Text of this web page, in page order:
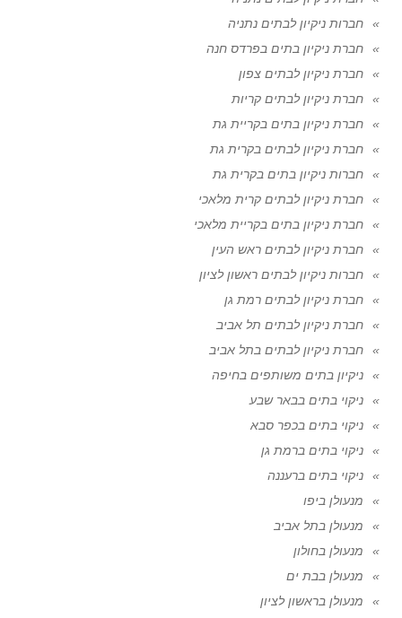
חברות ניקיון לבתים נתניה
חברת ניקיון בתים בפרדס חנה
חברת ניקיון לבתים צפון
חברת ניקיון לבתים קריות
חברת ניקיון בתים בקריית גת
חברת ניקיון לבתים בקרית גת
חברות ניקיון בתים בקרית גת
חברת ניקיון לבתים קרית מלאכי
חברת ניקיון בתים בקריית מלאכי
חברת ניקיון לבתים ראש העין
חברות ניקיון לבתים ראשון לציון
חברת ניקיון לבתים רמת גן
חברת ניקיון לבתים תל אביב
חברת ניקיון לבתים בתל אביב
ניקיון בתים משותפים בחיפה
ניקוי בתים בבאר שבע
ניקוי בתים בכפר סבא
ניקוי בתים ברמת גן
ניקוי בתים ברעננה
מנעולן ביפו
מנעולן בתל אביב
מנעולן בחולון
מנעולן בבת ים
מנעולן בראשון לציון